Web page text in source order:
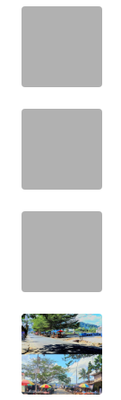
FORJASIDA
NEWS
SIDIKALANG
NEWS